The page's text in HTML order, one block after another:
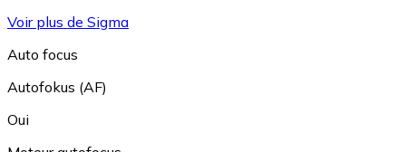
Voir plus de Sigma
Auto focus
Autofokus (AF)
Oui